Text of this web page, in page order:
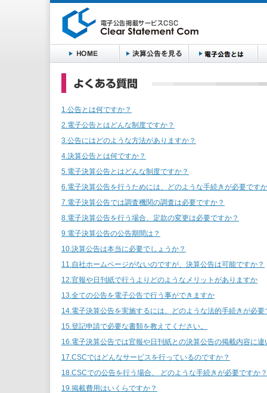
1.公告とは何ですか？
2.電子公告とはどんな制度ですか？
3.公告にはどのような方法がありますか？
4.決算公告とは何ですか？
5.電子決算公告とはどんな制度ですか？
6.電子決算公告を行うためには、どのような手続きが必要です
7.電子決算公告では調査機関の調査は必要ですか？
8.電子決算公告を行う場合、定款の変更は必要ですか？
9.電子決算公告の公告期間は？
10.決算公告は本当に必要でしょうか？
11.自社ホームページがないのですが、決算公告は可能ですか？
12.官報や日刊紙で行うよりどのようなメリットがありますか
13.全ての公告を電子公告で行う事ができますか
14.電子決算公告を実施するには、どのような法的手続きが必要
15.登記申請で必要な書類を教えてください。
16.電子決算公告では官報や日刊紙との決算公告の掲載内容に
17.CSCではどんなサービスを行っているのですか？
18.CSCでの公告を行う場合、 どのような手続きが必要ですか？
19.掲載費用はいくらですか？